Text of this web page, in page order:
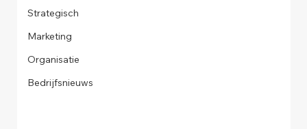
Strategisch
Marketing
Organisatie
Bedrijfsnieuws